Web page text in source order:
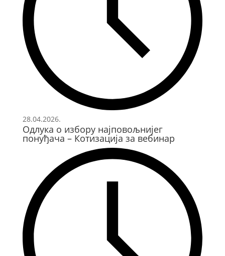
28.04.2026.
Одлука о избору најповољнијег
понуђача – Котизација за вебинар